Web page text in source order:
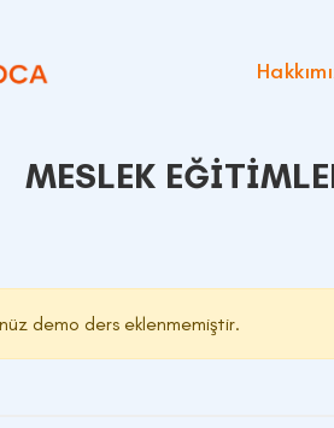
MESLEK
demo ders eklenmemiştir.